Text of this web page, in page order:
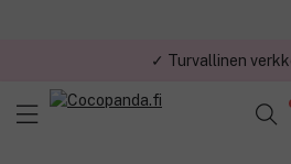
✓ Turvallinen